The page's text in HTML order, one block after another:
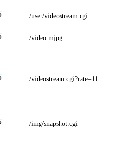
/user/videostream.cgi
/video.mjpg
/videostream.cgi?rate=11
/img/snapshot.cgi